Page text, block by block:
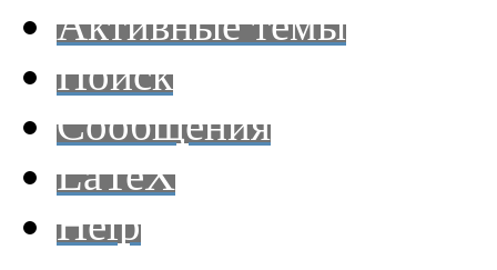
Активные темы
Поиск
Сообщения
LaTeX
Help